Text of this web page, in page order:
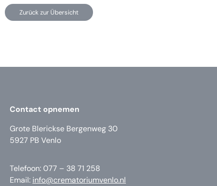
Zurück zur Übersicht
Contact opnemen
Grote Blerickse Bergenweg 30
5927 PB Venlo
Telefoon: 077 – 38 71 258
Email: info@crematoriumvenlo.nl